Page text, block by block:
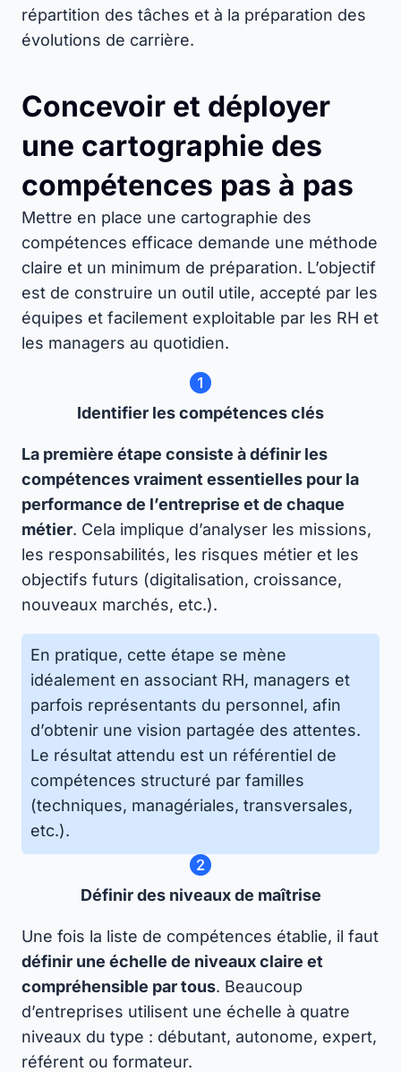
répartition des tâches et à la préparation des
évolutions de carrière.
Concevoir et déployer
une cartographie des
compétences pas à pas
Mettre en place une cartographie des
compétences efficace demande une méthode
claire et un minimum de préparation. L’objectif
est de construire un outil utile, accepté par les
équipes et facilement exploitable par les RH et
les managers au quotidien.
Identifier les compétences clés
La première étape consiste à définir les
compétences vraiment essentielles pour la
performance de l’entreprise et de chaque
métier. Cela implique d’analyser les missions,
les responsabilités, les risques métier et les
objectifs futurs (digitalisation, croissance,
nouveaux marchés, etc.).
En pratique, cette étape se mène
idéalement en associant RH, managers et
parfois représentants du personnel, afin
d’obtenir une vision partagée des attentes.
Le résultat attendu est un référentiel de
compétences structuré par familles
(techniques, managériales, transversales,
etc.).
Définir des niveaux de maîtrise
Une fois la liste de compétences établie, il faut
définir une échelle de niveaux claire et
compréhensible par tous. Beaucoup
d’entreprises utilisent une échelle à quatre
niveaux du type : débutant, autonome, expert,
référent ou formateur.